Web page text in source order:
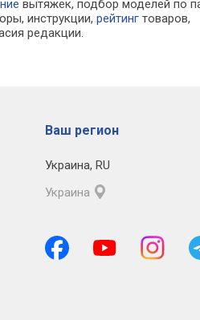
вытяжек, подбор моделей по
инструкции,рейтинг товаров,
редакции.
Ваш регион
Украина, RU
Украина